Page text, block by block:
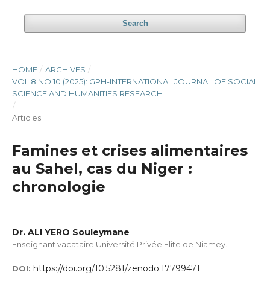
Search
HOME / ARCHIVES /
VOL 8 NO 10 (2025): GPH-INTERNATIONAL JOURNAL OF SOCIAL
SCIENCE AND HUMANITIES RESEARCH
/
Articles
Famines et crises alimentaires
au Sahel, cas du Niger :
chronologie
Dr. ALI YERO Souleymane
Enseignant vacataire Université Privée Elite de Niamey.
DOI: https://doi.org/10.5281/zenodo.17799471